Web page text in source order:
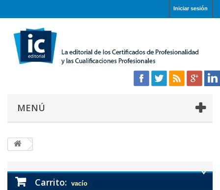
Iniciar sesión
MENÚ
Carrito: vacío